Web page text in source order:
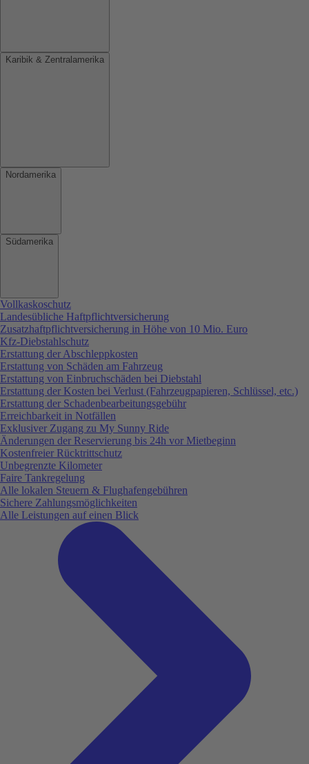
Karibik & Zentralamerika
Nordamerika
Südamerika
Vollkaskoschutz
Landesübliche Haftpflichtversicherung
Zusatzhaftpflichtversicherung in Höhe von 10 Mio. Euro
Kfz-Diebstahlschutz
Erstattung der Abschleppkosten
Erstattung von Schäden am Fahrzeug
Erstattung von Einbruchschäden bei Diebstahl
Erstattung der Kosten bei Verlust (Fahrzeugpapieren, Schlüssel, etc.)
Erstattung der Schadenbearbeitungsgebühr
Erreichbarkeit in Notfällen
Exklusiver Zugang zu My Sunny Ride
Änderungen der Reservierung bis 24h vor Mietbeginn
Kostenfreier Rücktrittschutz
Unbegrenzte Kilometer
Faire Tankregelung
Alle lokalen Steuern & Flughafengebühren
Sichere Zahlungsmöglichkeiten
Alle Leistungen auf einen Blick